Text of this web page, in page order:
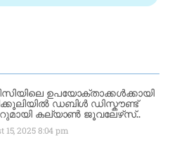
ഉപയോക്താക്കൾക്കായി
ഡബിൾ ഡിസ്കൗണ്ട്
കല്യാൺ ജൂവലേഴ്‌സ്..
15, 20258:04 pm